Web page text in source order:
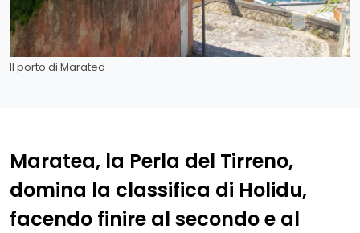
Il porto di Maratea
Maratea, la Perla del Tirreno,
domina la classifica di Holidu,
facendo finire al secondo e al